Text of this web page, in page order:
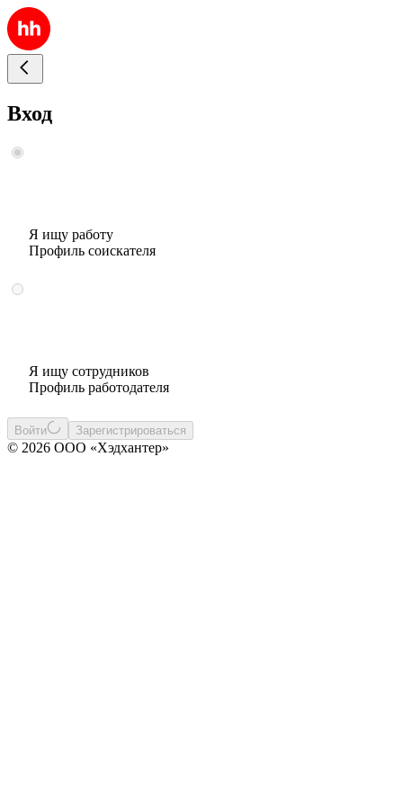
Вход
Я ищу работу
Профиль соискателя
Я ищу сотрудников
Профиль работодателя
Войти Зарегистрироваться
© 2026 ООО «Хэдхантер»